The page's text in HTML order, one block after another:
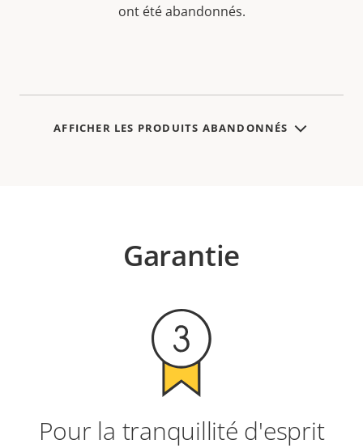
ont été abandonnés.
AFFICHER LES PRODUITS ABANDONNÉS
Garantie
Pour la tranquillité d'esprit